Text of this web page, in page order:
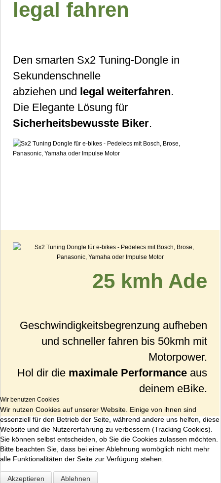
legal fahren
Den smarten Sx2 Tuning-Dongle in
Sekundenschnelle
abziehen und legal weiterfahren.
Die Elegante Lösung für
Sicherheitsbewusste Biker.
25 kmh Ade
Geschwindigkeitsbegrenzung aufheben
und schneller fahren bis 50kmh mit
Motorpower.
Hol dir die maximale Performance aus
deinem eBike.
Wir benutzen Cookies
Wir nutzen Cookies auf unserer Website. Einige von ihnen sind
essenziell für den Betrieb der Seite, während andere uns helfen, diese
Website und die Nutzererfahrung zu verbessern (Tracking Cookies).
Sie können selbst entscheiden, ob Sie die Cookies zulassen möchten.
Bitte beachten Sie, dass bei einer Ablehnung womöglich nicht mehr
alle Funktionalitäten der Seite zur Verfügung stehen.
Akzeptieren Ablehnen